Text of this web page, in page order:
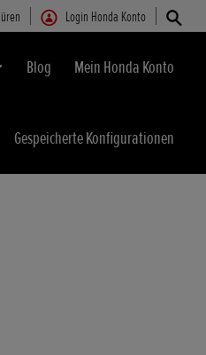
Login Honda Konto
Blog Mein Honda Konto
Gespeicherte Konfigurationen